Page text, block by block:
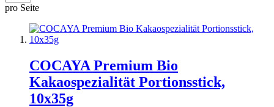
pro Seite
COCAYA Premium Bio
Kakaospezialität Portionsstick,
10x35g